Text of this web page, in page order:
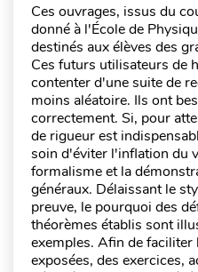
Ces ouvrages, issus du
donné à l'École de
destinés aux élèves des
Ces futurs utilisateurs de
contenter d'une suite de
moins aléatoire. Ils ont
correctement. Si, pour
de rigueur est
soin d'éviter l'inflation du
formalisme et la
généraux. Délaissant le
preuve, le pourquoi des
théorèmes établis sont
exemples. Afin de
exposées, des exercices,